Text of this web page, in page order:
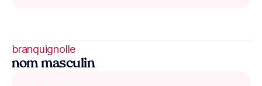
branquignolle
nom masculin